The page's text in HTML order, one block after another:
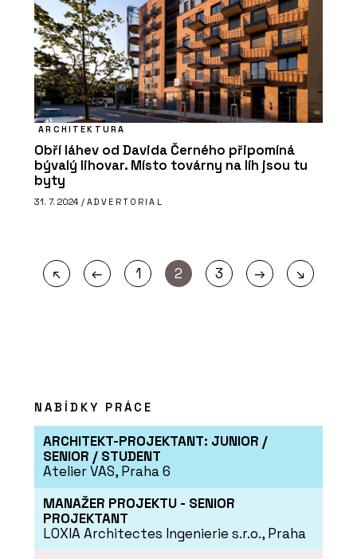
ARCHITEKTURA
Obří láhev od Davida Černého připomíná
bývalý lihovar. Místo továrny na líh jsou tu
byty
31. 7. 2024 / ADVERTORIAL
↖ ← 1 2 3 → ↘
NABÍDKY PRÁCE
ARCHITEKT-PROJEKTANT: JUNIOR /
SENIOR / STUDENT
Atelier VAS, Praha 6
MANAŽER PROJEKTU - SENIOR
PROJEKTANT
LOXIA Architectes Ingenierie s.r.o., Praha